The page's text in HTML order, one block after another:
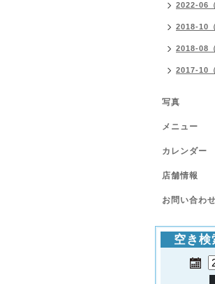
2022-06（
2018-10（
2018-08（
2017-10（
写真
メニュー
カレンダー
店舗情報
お問い合わせ